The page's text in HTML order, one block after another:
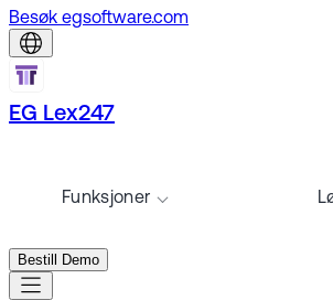
Besøk egsoftware.com
EG Lex247
Funksjoner
Bestill Demo